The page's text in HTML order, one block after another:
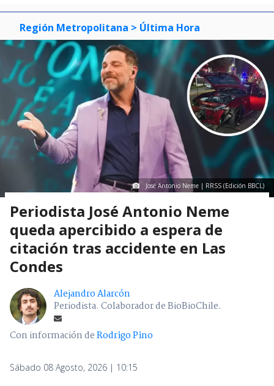
Región Metropolitana > Última Hora
José Antonio Neme | RRSS (Edición BBCL)
Periodista José Antonio Neme
queda apercibido a espera de
citación tras accidente en Las
Condes
Alejandro Alarcón
Periodista. Colaborador de BioBioChile.
Con información deRodrigo Pino
Sábado 08 Agosto, 2026 | 10:15